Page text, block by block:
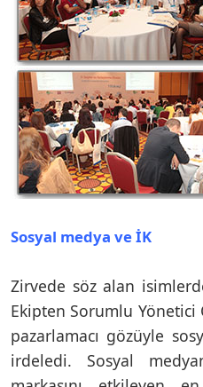
Sosyal medya ve İK
Zirvede söz alan
Ekipten Sorumlu
pazarlamacı gözüyle
irdeledi. Sosyal